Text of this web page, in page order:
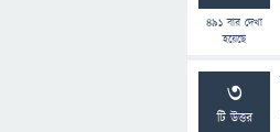
491 বার দেখা
হয়েছে
3
টি উত্তর